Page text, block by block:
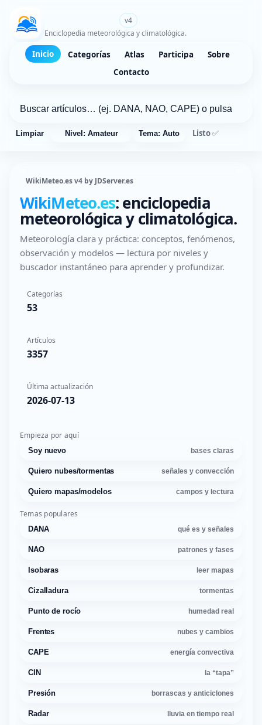
v4
Enciclopedia meteorológica y climatológica.
Inicio Categorías Atlas Participa
Sobre
Contacto
Limpiar Nivel: Amateur Tema: Auto Listo ✅
WikiMeteo.es v4 by JDServer.es
WikiMeteo.es: enciclopedia
meteorológica y climatológica.
Meteorología clara y práctica: conceptos, fenómenos,
observación y modelos — lectura por niveles y
buscador instantáneo para aprender y profundizar.
Categorías
53
Artículos
3357
Última actualización
2026-07-13
Empieza por aquí
Soy nuevo bases claras
Quiero nubes/tormentas señales y convección
Quiero mapas/modelos campos y lectura
Temas populares
DANA qué es y señales
NAO patrones y fases
Isobaras leer mapas
Cizalladura tormentas
Punto de rocío humedad real
Frentes nubes y cambios
CAPE energía convectiva
CIN la “tapa”
Presión borrascas y anticiclones
Radar lluvia en tiempo real